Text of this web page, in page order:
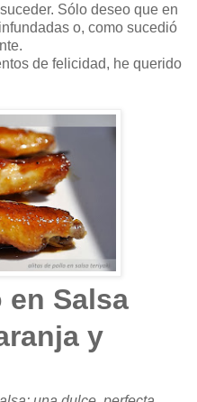
Sólo deseo que en
o, como sucedió
de felicidad, he querido
Salsa
y